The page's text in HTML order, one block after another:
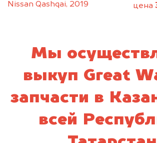
Nissan Qashqai, 2019
цена
Мы
выкуп Great
запчасти в
всей